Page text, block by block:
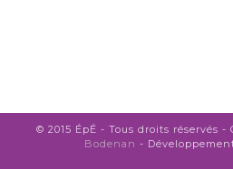
© 2015 ÉpÉ - Tous droits réservés
Bodenan -